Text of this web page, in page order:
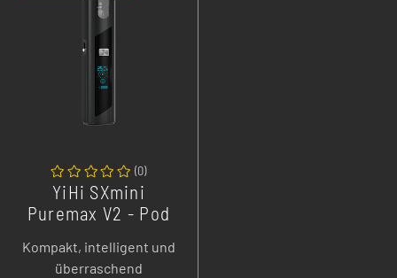
(0)
YiHi SXmini
Puremax V2 - Pod
2 ml
Kompakt, intelligent und
überraschend